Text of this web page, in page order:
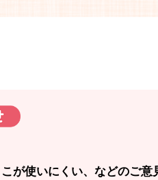
が使いにくい、などのご意